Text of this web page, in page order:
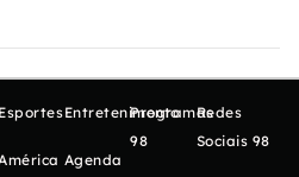
EsportesEntretenimento
Agenda
Programas
98
Redes
Sociais 98